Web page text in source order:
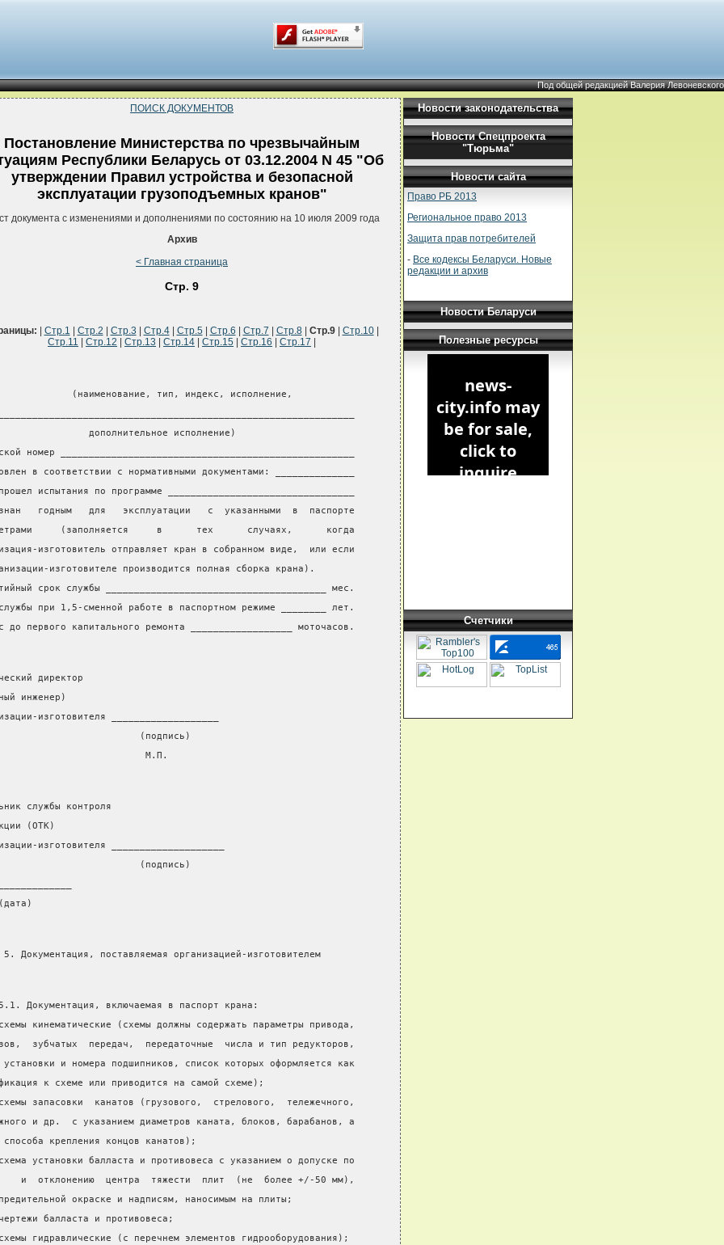
Под общей редакцией Валерия Левоневского
ПОИСК ДОКУМЕНТОВ
Постановление Министерства по чрезвычайным
Республики Беларусь от 03.12.2004 N 45 "Об
утверждении Правил устройства и безопасной
эксплуатации грузоподъемных кранов"
документа с изменениями и дополнениями по состоянию на 10 июля 2009 года
Архив
< Главная страница
Стр. 9
Стр.1 Стр.2 Стр.3 Стр.4| Стр.5| Стр.6 Стр.7 Стр.8| Стр.9| Стр.10|
Стр.11
Стр.12 Стр.13 Стр.14 Стр.15 Стр.16 Стр.17
(наименование, тип, индекс, исполнение,
дополнительное исполнение)
номер ____________________________________________________
в соответствии с нормативными документами: ______________
испытания по программе _________________________________
годным   для   эксплуатации   с  указанными  в  паспорте
(заполняется     в      тех      случаях,      когда
изготовитель отправляет кран в собранном виде,  или если
изготовителе производится полная сборка крана).
срок службы _______________________________________ мес.
при 1,5-сменной работе в паспортном режиме ________ лет.
до первого капитального ремонта __________________ моточасов.
директор
инженер)
изготовителя ___________________
(подпись)
М.П.
службы контроля
(ОТК)
изготовителя ____________________
(подпись)
5. Документация, поставляемая организацией-изготовителем
Документация, включаемая в паспорт крана:
кинематические (схемы должны содержать параметры привода,
зубчатых  передач,  передаточные  числа и тип редукторов,
установки и номера подшипников, список которых оформляется как
к схеме или приводится на самой схеме);
запасовки  канатов (грузового,  стрелового,  тележечного,
и др.  с указанием диаметров каната, блоков, барабанов, а
способа крепления концов канатов);
установки балласта и противовеса с указанием о допуске по
и  отклонению  центра  тяжести  плит  (не  более +/-50 мм),
окраске и надписям, наносимым на плиты;
балласта и противовеса;
гидравлические (с перечнем элементов гидрооборудования);
Новости законодательства
Новости Спецпроекта
"Тюрьма"
Новости сайта
Право РБ 2013
Региональное право 2013
Защита прав потребителей
- Все кодексы Беларуси. Новые
редакции и архив
Новости Беларуси
Полезные ресурсы
Счетчики